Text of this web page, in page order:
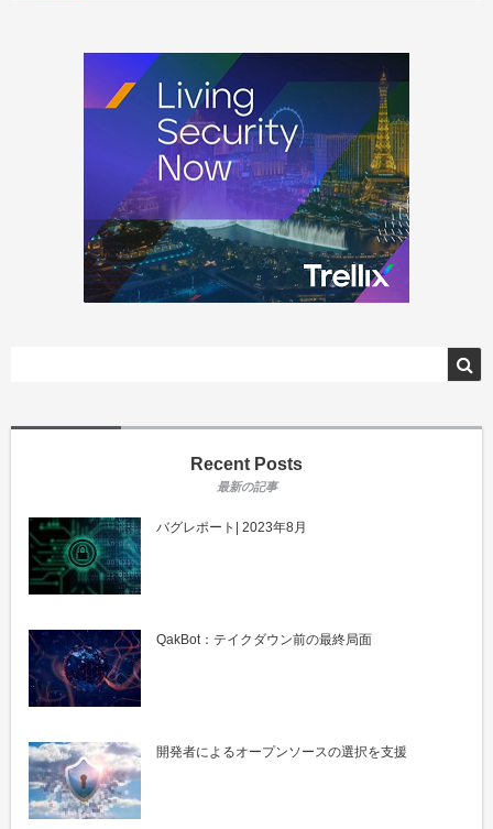
Recent Posts
バグレポート| 2023年8月
QakBot：テイクダウン前の最終局面
開発者によるオープンソースの選択を支援